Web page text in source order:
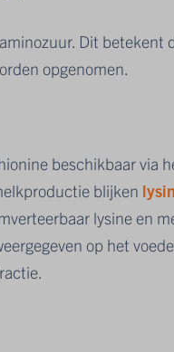
Dit
opgenomen.
beschikbaar via
blijken
lysine en
op het